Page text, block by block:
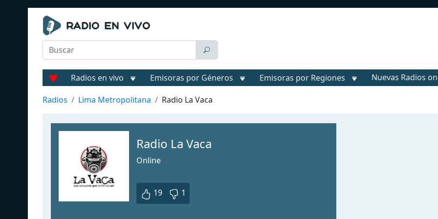
Radios en vivo Emisoras por Géneros Emisoras por Regiones Nuevas Radios
Radios Lima Metropolitana Radio La Vaca
Radio La Vaca
Online
19 1